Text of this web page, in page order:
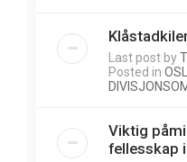
Last post by
Posted in
Viktig
fellesskap